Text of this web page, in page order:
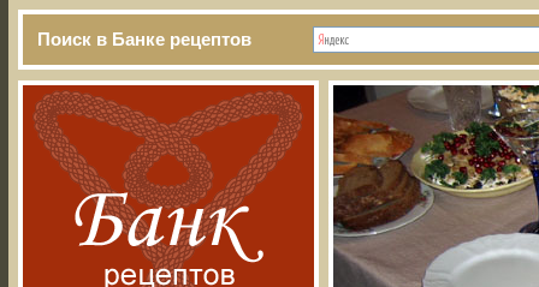
Поиск в Банке рецептов